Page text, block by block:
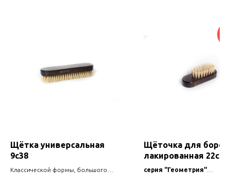
Щётка универсальная
9с38
Классической формы, большого
Щёточка для
лакированная 22с05
серия "Геометрия"